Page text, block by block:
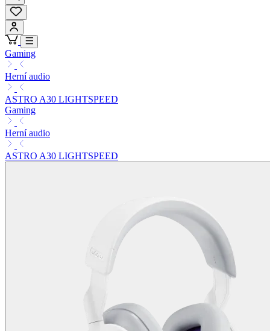
Gaming
Herní audio
ASTRO A30 LIGHTSPEED
Gaming
Herní audio
ASTRO A30 LIGHTSPEED